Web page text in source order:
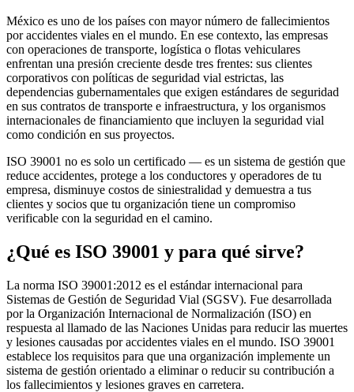
México es uno de los países con mayor número de fallecimientos
por accidentes viales en el mundo. En ese contexto, las empresas
con operaciones de transporte, logística o flotas vehiculares
enfrentan una presión creciente desde tres frentes: sus clientes
corporativos con políticas de seguridad vial estrictas, las
dependencias gubernamentales que exigen estándares de seguridad
en sus contratos de transporte e infraestructura, y los organismos
internacionales de financiamiento que incluyen la seguridad vial
como condición en sus proyectos.
ISO 39001 no es solo un certificado — es un sistema de gestión que
reduce accidentes, protege a los conductores y operadores de tu
empresa, disminuye costos de siniestralidad y demuestra a tus
clientes y socios que tu organización tiene un compromiso
verificable con la seguridad en el camino.
¿Qué es ISO 39001 y para qué sirve?
La norma ISO 39001:2012 es el estándar internacional para
Sistemas de Gestión de Seguridad Vial (SGSV). Fue desarrollada
por la Organización Internacional de Normalización (ISO) en
respuesta al llamado de las Naciones Unidas para reducir las muertes
y lesiones causadas por accidentes viales en el mundo. ISO 39001
establece los requisitos para que una organización implemente un
sistema de gestión orientado a eliminar o reducir su contribución a
los fallecimientos y lesiones graves en carretera.